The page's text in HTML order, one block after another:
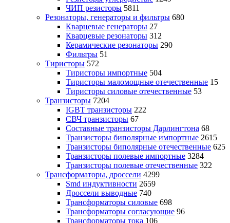
ЧИП резисторы 5811
Резонаторы, генераторы и фильтры 680
Кварцевые генераторы 27
Кварцевые резонаторы 312
Керамические резонаторы 290
Фильтры 51
Тиристоры 572
Тиристоры импортные 504
Тиристоры маломощные отечественные 15
Тиристоры силовые отечественные 53
Транзисторы 7204
IGBT транзисторы 222
СВЧ транзисторы 67
Составные транзисторы Дарлингтона 68
Транзисторы биполярные импортные 2615
Транзисторы биполярные отечественные 625
Транзисторы полевые импортные 3284
Транзисторы полевые отечественные 322
Трансформаторы, дроссели 4299
Smd индуктивности 2659
Дроссели выводные 740
Трансформаторы силовые 698
Трансформаторы согласующие 96
Трансформаторы тока 106